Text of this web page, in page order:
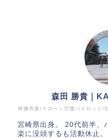
映像作家/ドローン空撮パイロッ
森田 勝貴｜
宮崎県出身。 20代前半、
楽に没頭するも活動休止